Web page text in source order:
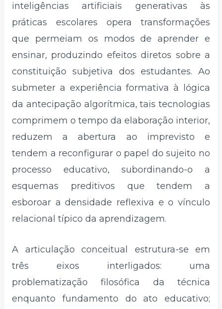
inteligências artificiais generativas às
práticas escolares opera transformações
que permeiam os modos de aprender e
ensinar, produzindo efeitos diretos sobre a
constituição subjetiva dos estudantes. Ao
submeter a experiência formativa à lógica
da antecipação algorítmica, tais tecnologias
comprimem o tempo da elaboração interior,
reduzem a abertura ao imprevisto e
tendem a reconfigurar o papel do sujeito no
processo educativo, subordinando-o a
esquemas preditivos que tendem a
esboroar a densidade reflexiva e o vínculo
relacional típico da aprendizagem.
A articulação conceitual estrutura-se em
três eixos interligados: uma
problematização filosófica da técnica
enquanto fundamento do ato educativo;